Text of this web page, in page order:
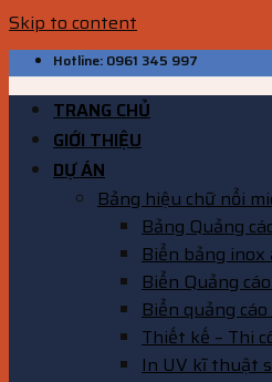
Skip to content
Hotline: 0961 345 997
TRANG CHỦ
GIỚI THIỆU
DỰ ÁN
Bảng hiệu chữ nổi
Bảng Quảng
Biển bảng inox
Biển Quảng
Biển quảng
Thiết kế – Thi
In UV kĩ thuật